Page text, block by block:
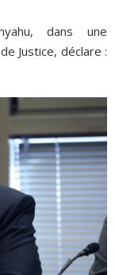
dans une
Justice, déclare :